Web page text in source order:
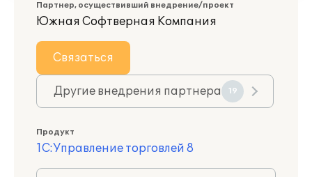
Партнер, осуществивший внедрение/проект
Южная Софтверная Компания
Связаться
Другие внедрения партнера 19
Продукт
1С:Управление торговлей 8